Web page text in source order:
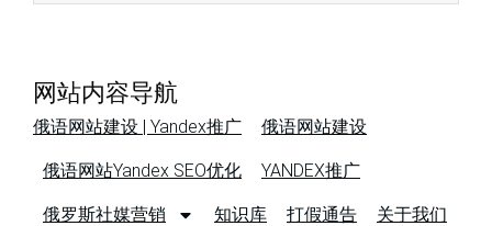
网站内容导航
俄语网站建设 | Yandex推广 俄语网站建设
俄语网站Yandex SEO优化 YANDEX推广
俄罗斯社媒营销 知识库 打假通告 关于我们